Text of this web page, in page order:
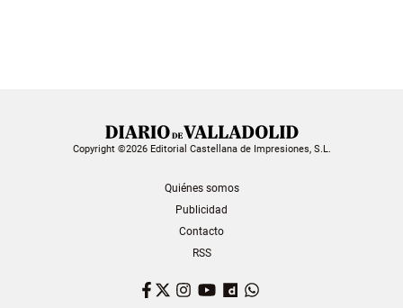
Copyright ©2026 Editorial Castellana de Impresiones, S.L.
Quiénes somos
Publicidad
Contacto
RSS
Facebook
TwitterInstagram
YouTubeDailymotion